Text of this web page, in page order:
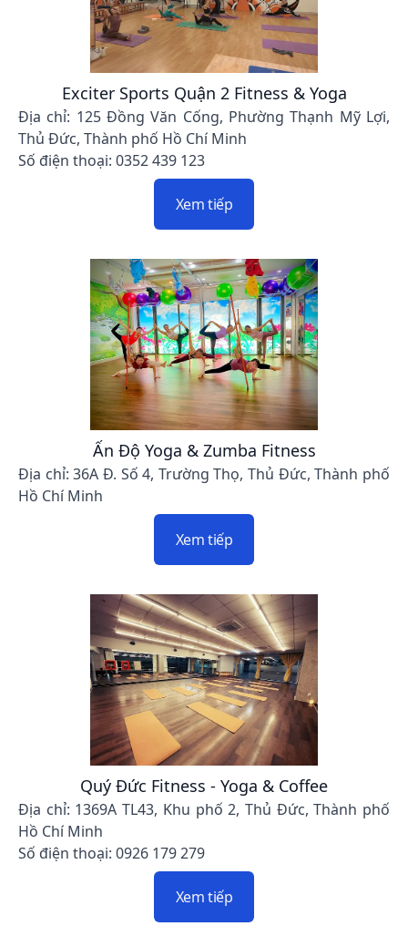
Exciter Sports Quận 2 Fitness & Yoga
Địa chỉ: 125 Đồng Văn Cống, Phường Thạnh Mỹ Lợi,
Thủ Đức, Thành phố Hồ Chí Minh
Số điện thoại: 0352 439 123
Xem tiếp
Ấn Độ Yoga & Zumba Fitness
Địa chỉ: 36A Đ. Số 4, Trường Thọ, Thủ Đức, Thành phố
Hồ Chí Minh
Xem tiếp
Quý Đức Fitness - Yoga & Coffee
Địa chỉ: 1369A TL43, Khu phố 2, Thủ Đức, Thành phố
Hồ Chí Minh
Số điện thoại: 0926 179 279
Xem tiếp